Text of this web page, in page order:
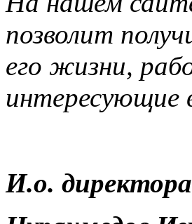
позволит
его жизни,
интересующие
И.о. директора